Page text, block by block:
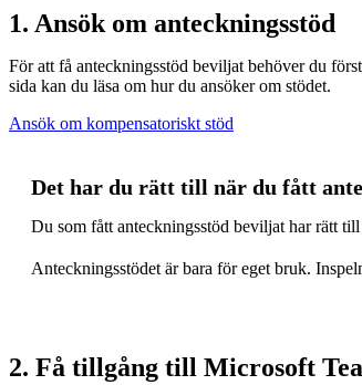
1. Ansök om anteckningsstöd
För att få anteckningsstöd beviljat behöver du
sida kan du läsa om hur du ansöker om stödet.
Ansök om kompensatoriskt stöd
Det har du rätt till när du fått
Du som fått anteckningsstöd beviljat har rätt
Anteckningsstödet är bara för eget bruk.
2. Få tillgång till Microsoft